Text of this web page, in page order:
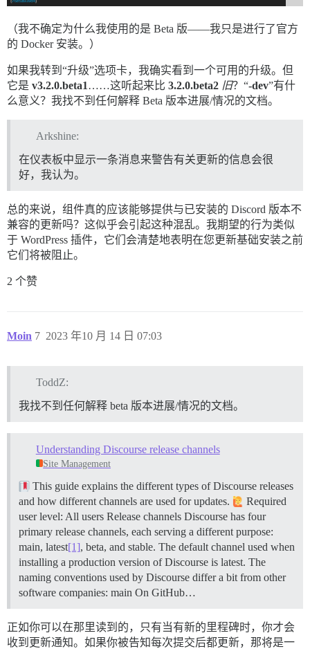
（我不确定为什么我使用的是 Beta 版——我只是进行了官方
的 Docker 安装。）
如果我转到“升级”选项卡，我确实看到一个可用的升级。但
它是 v3.2.0.beta1……这听起来比 3.2.0.beta2 旧？“-dev”有什
么意义？我找不到任何解释 Beta 版本进展/情况的文档。
Arkshine:
在仪表板中显示一条消息来警告有关更新的信息会很
好，我认为。
总的来说，组件真的应该能够提供与已安装的 Discord 版本不
兼容的更新吗？这似乎会引起这种混乱。我期望的行为类似
于 WordPress 插件，它们会清楚地表明在您更新基础安装之前
它们将被阻止。
2 个赞
Moin 2023 年10 月 14 日 07:03
7
ToddZ:
我找不到任何解释 beta 版本进展/情况的文档。
Understanding Discourse release channels
Site Management
This guide explains the different types of Discourse releases
and how different channels are used for updates.
Required
user level: All users Release channels Discourse has four
primary release channels, each serving a different purpose:
main, latest[1], beta, and stable. The default channel used when
installing a production version of Discourse is latest. The
naming conventions used by Discourse differ a bit from other
software companies: main On GitHub…
正如你可以在那里读到的，只有当有新的里程碑时，你才会
收到更新通知。如果你被告知每次提交后都更新，那将是一